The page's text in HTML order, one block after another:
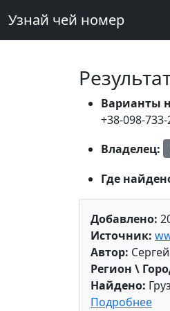
Узнай чей номер
Варианты
+38-098-
Владелец:
Где
Добавлено:
Источник:
Автор: Сергей
Регион \
Найдено:
Подробнее